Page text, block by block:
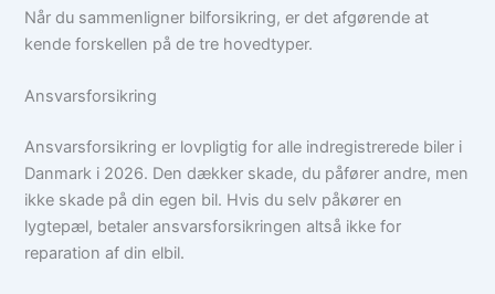
Når du sammenligner bilforsikring, er det afgørende at
kende forskellen på de tre hovedtyper.
Ansvarsforsikring
Ansvarsforsikring er lovpligtig for alle indregistrerede biler i
Danmark i 2026. Den dækker skade, du påfører andre, men
ikke skade på din egen bil. Hvis du selv påkører en
lygtepæl, betaler ansvarsforsikringen altså ikke for
reparation af din elbil.